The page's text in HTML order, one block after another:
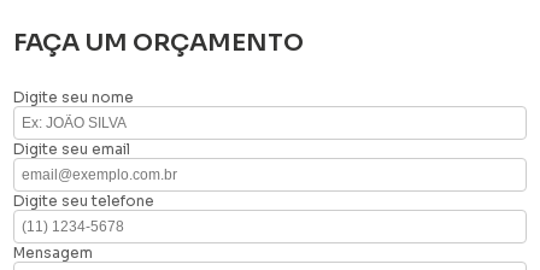
FAÇA UM ORÇAMENTO
Digite seu nome
Digite seu email
Digite seu telefone
Mensagem